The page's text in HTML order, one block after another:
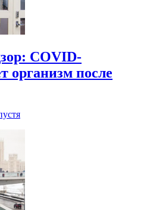
COVID-
организм после